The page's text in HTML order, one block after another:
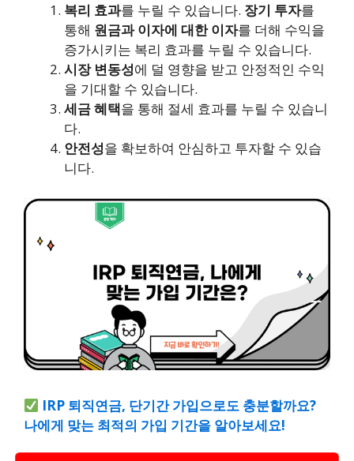
복리 효과를 누릴 수 있습니다. 장기 투자를
통해 원금과 이자에 대한 이자를 더해 수익을
증가시키는 복리 효과를 누릴 수 있습니다.
시장 변동성에 덜 영향을 받고 안정적인 수익
을 기대할 수 있습니다.
세금 혜택을 통해 절세 효과를 누릴 수 있습니
다.
안전성을 확보하여 안심하고 투자할 수 있습
니다.
IRP 퇴직연금, 단기간 가입으로도 충분할까요?
나에게 맞는 최적의 가입 기간을 알아보세요!